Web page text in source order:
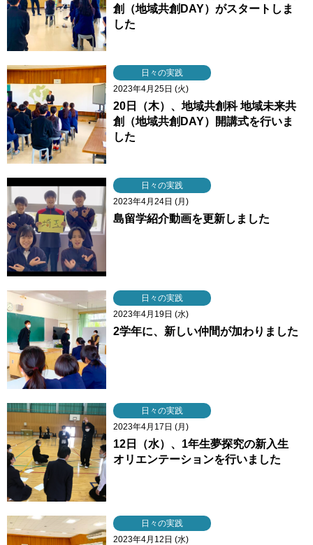
創（地域共創DAY）がスタートしま
した
日々の実践
2023年4月25日 (火)
20日（木）、地域共創科 地域未来共
創（地域共創DAY）開講式を行いま
した
日々の実践
2023年4月24日 (月)
島留学紹介動画を更新しました
日々の実践
2023年4月19日 (水)
2学年に、新しい仲間が加わりました
日々の実践
2023年4月17日 (月)
12日（水）、1年生夢探究の新入生
オリエンテーションを行いました
日々の実践
2023年4月12日 (水)